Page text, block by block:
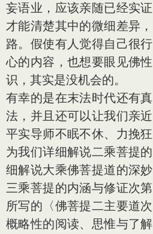
妄语业，应该亲随已经实
才能清楚其中的微细差异
路。假使有人觉得自己很
心的内容，也想要眼见佛
识，其实是没机会的。
有幸的是在末法时代还有
法，并且还可以让我们亲
平实导师不眠不休、力挽
为我们详细解说二乘菩提
细解说大乘佛菩提道的深
三乘菩提的内涵与修证次
所写的〈佛菩提二主要道
概略性的阅读、思惟与了